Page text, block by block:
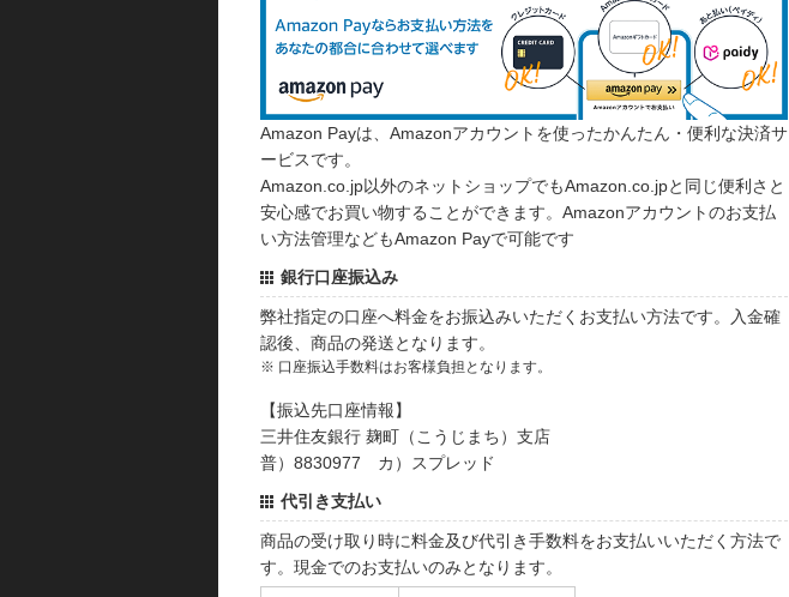
Amazon Payは、Amazonアカウントを使ったかんたん・便利な決済サ
ービスです。
Amazon.co.jp以外のネットショップでもAmazon.co.jpと同じ便利さと
安心感でお買い物することができます。Amazonアカウントのお支払
い方法管理などもAmazon Payで可能です
銀行口座振込み
弊社指定の口座へ料金をお振込みいただくお支払い方法です。入金確
認後、商品の発送となります。
※ 口座振込手数料はお客様負担となります。
【振込先口座情報】
三井住友銀行 麹町（こうじまち）支店
普）8830977 カ）スプレッド
代引き支払い
商品の受け取り時に料金及び代引き手数料をお支払いいただく方法で
す。現金でのお支払いのみとなります。